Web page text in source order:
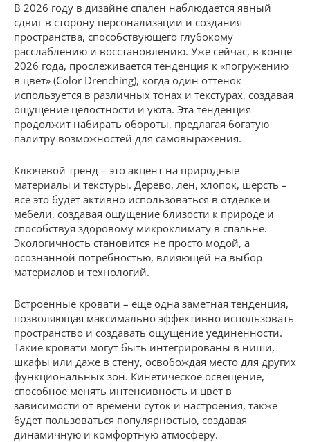
В 2026 году в дизайне спален наблюдается явный
сдвиг в сторону персонализации и создания
пространства, способствующего глубокому
расслаблению и восстановлению. Уже сейчас, в конце
2026 года, прослеживается тенденция к «погружению
в цвет» (Color Drenching), когда один оттенок
используется в различных тонах и текстурах, создавая
ощущение целостности и уюта. Эта тенденция
продолжит набирать обороты, предлагая богатую
палитру возможностей для самовыражения.
Ключевой тренд – это акцент на природные
материалы и текстуры. Дерево, лен, хлопок, шерсть –
все это будет активно использоваться в отделке и
мебели, создавая ощущение близости к природе и
способствуя здоровому микроклимату в спальне.
Экологичность становится не просто модой, а
осознанной потребностью, влияющей на выбор
материалов и технологий.
Встроенные кровати – еще одна заметная тенденция,
позволяющая максимально эффективно использовать
пространство и создавать ощущение уединенности.
Такие кровати могут быть интегрированы в ниши,
шкафы или даже в стену, освобождая место для других
функциональных зон. Кинетическое освещение,
способное менять интенсивность и цвет в
зависимости от времени суток и настроения, также
будет пользоваться популярностью, создавая
динамичную и комфортную атмосферу.